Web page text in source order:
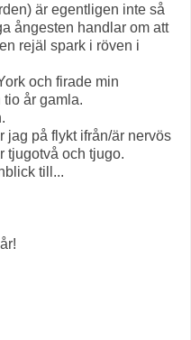
är egentligen inte så
ångesten handlar om att
rejäl spark i röven i
och firade min
år gamla.
jag på flykt ifrån/är nervös
tjugotvå och tjugo.
till...